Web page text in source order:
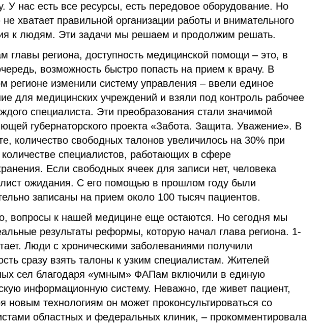
У нас есть все ресурсы, есть передовое оборудование. Но
не хватает правильной организации работы и внимательного
к людям. Эти задачи мы решаем и продолжим решать.
главы региона, доступность медицинской помощи – это, в
возможность быстро попасть на прием к врачу. В
регионе изменили систему управления – ввели единое
для медицинских учреждений и взяли под контроль рабочее
специалиста. Эти преобразования стали значимой
губернаторского проекта «Забота. Защита. Уважение». В
количество свободных талонов увеличилось на 30% при
специалистов, работающих в сфере
Если свободных ячеек для записи нет, человека
лист ожидания. С его помощью в прошлом году были
записаны на прием около 100 тысяч пациентов.
вопросы к нашей медицине еще остаются. Но сегодня мы
результаты реформы, которую начал глава региона. 1-
Люди с хроническими заболеваниями получили
сразу взять талоны к узким специалистам. Жителей
сел благодаря «умным» ФАПам включили в единую
информационную систему. Неважно, где живет пациент,
новым технологиям он может проконсультироваться со
областных и федеральных клиник, – прокомментировала